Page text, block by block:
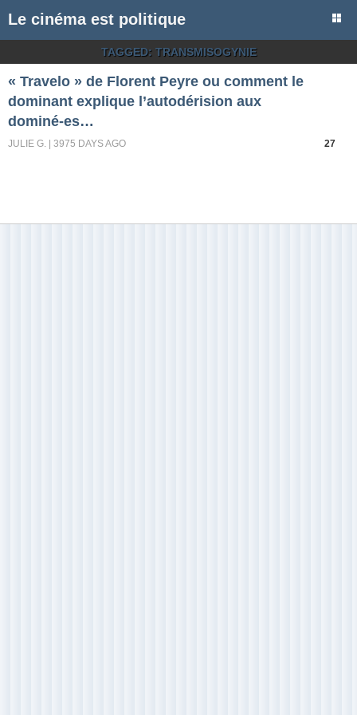
Le cinéma est politique
TAGGED: TRANSMISOGYNIE
« Travelo » de Florent Peyre ou comment le
dominant explique l’autodérision aux
dominé-es…
27
JULIE G. | 3975 DAYS AGO